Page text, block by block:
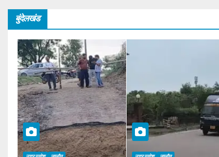
बुंदेलखंड